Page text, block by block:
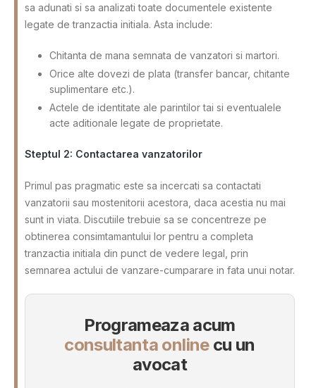
sa adunati si sa analizati toate documentele existente
legate de tranzactia initiala. Asta include:
Chitanta de mana semnata de vanzatori si martori.
Orice alte dovezi de plata (transfer bancar, chitante
suplimentare etc.).
Actele de identitate ale parintilor tai si eventualele
acte aditionale legate de proprietate.
Steptul 2: Contactarea vanzatorilor
Primul pas pragmatic este sa incercati sa contactati
vanzatorii sau mostenitorii acestora, daca acestia nu mai
sunt in viata. Discutiile trebuie sa se concentreze pe
obtinerea consimtamantului lor pentru a completa
tranzactia initiala din punct de vedere legal, prin
semnarea actului de vanzare-cumparare in fata unui notar.
Programeaza acum
consultanta onlinecu un
avocat